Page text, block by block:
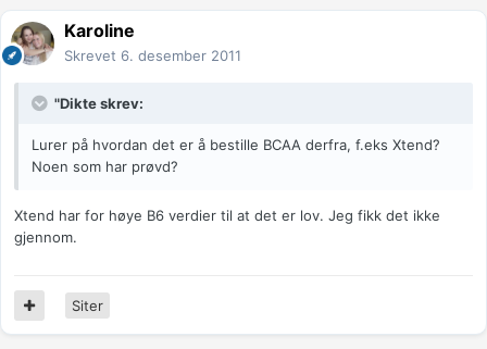
Karoline
Skrevet 6. desember 2011
"Dikte skrev:
Lurer på hvordan det er å bestille BCAA derfra, f.eks Xtend?
Noen som har prøvd?
Xtend har for høye B6 verdier til at det er lov. Jeg fikk det ikke
gjennom.
Siter